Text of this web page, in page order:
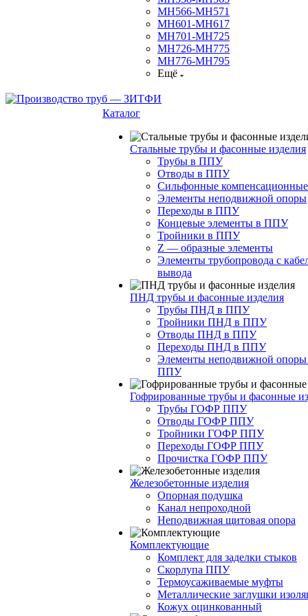
МН566-МН571
МН601-МН617
МН701-МН725
МН726-МН775
МН776-МН795
Ещё
Каталог
Стальные трубы и фасонные изделия
Трубы в ППУ
Отводы в ППУ
Сильфонные
Элементы неподвижной опоры
Переходы в ППУ
Концевые элементы в ППУ
Тройники в ППУ
Z — образные элементы
Элементы трубопровода с
вывода
ПНД трубы и фасонные изделия
Трубы ПНД в ППУ
Тройники ПНД в ППУ
Отводы ПНД в ППУ
Переходы ПНД в ППУ
Элементы неподвижной
ППУ
Гофрированные трубы и фасонные
Трубы ГОФР ППУ
Отводы ГОФР ППУ
Тройники ГОФР ППУ
Переходы ГОФР ППУ
Прочистка ГОФР ППУ
Железобетонные изделия
Опорная подушка
Канал непроходной
Неподвижная щитовая опора
Комплектующие
Комплект для заделки стыков
Скорлупа ППУ
Термоусаживаемые муфты
Металлические заглушки
Кожух оцинкованный